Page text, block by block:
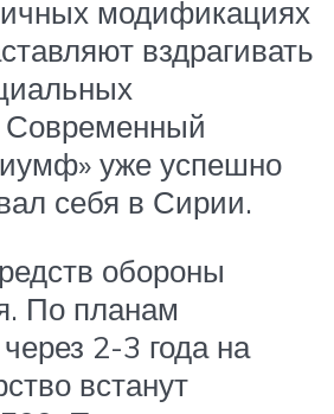
модификациях
вздрагивать
Современный
уже успешно
себя в Сирии.
обороны
По планам
2-3 года на
встанут